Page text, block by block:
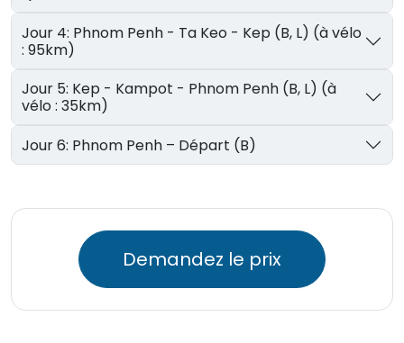
Jour 4: Phnom Penh - Ta Keo - Kep (B, L) (à vélo
: 95km)
Jour 5: Kep - Kampot - Phnom Penh (B, L) (à
vélo : 35km)
Jour 6: Phnom Penh – Départ (B)
Demandez le prix